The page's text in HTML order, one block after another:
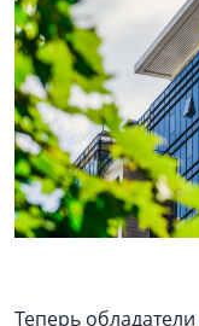
Теперь обладатели